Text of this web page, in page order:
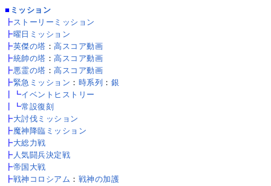
■ ミッション
┣ストーリーミッション
┣曜日ミッション
┣英傑の塔 ：高スコア動画
┣統帥の塔 ：高スコア動画
┣悪霊の塔 ：高スコア動画
┣緊急ミッション ： 時系列 ： 銀
┃┗イベントヒストリー
┃┗常設復刻
┣大討伐ミッション
┣魔神降臨ミッション
┣大総力戦
┣ 人気闘兵決定戦
┣帝国大戦
┣戦神コロシアム ： 戦神の加護